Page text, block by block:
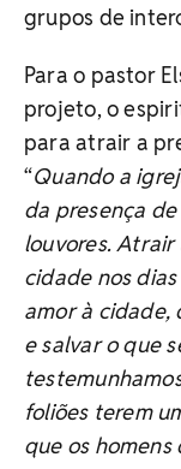
grupos de
Para o pastor
projeto, o
para atrair a
“Quando a
da presença
louvores. Atrair
cidade nos
amor à cidade,
e salvar o que
foliões terem
que os homens